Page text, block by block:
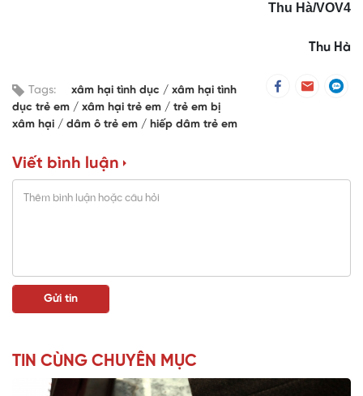
Thu Hà/VOV4
Thu Hà
Tags: xâm hại tình dục
xâm hại tình
dục trẻ em
xâm hại trẻ em
trẻ em bị
xâm hại
dâm ô trẻ em hiếp dâm trẻ em
Viết bình luận
TIN CÙNG CHUYÊN MỤC